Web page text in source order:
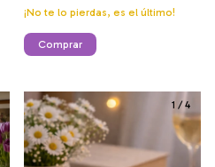
¡No te lo pierdas, es el último!
Comprar
1 /4